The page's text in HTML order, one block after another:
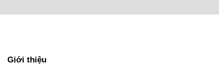
Giới thiệu